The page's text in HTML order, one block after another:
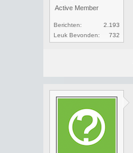
Active Member
Berichten:
2.193
Leuk Bevonden:
732